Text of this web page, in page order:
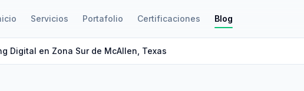
Servicios Portafolio Certificaciones Blog
Digital en Zona Sur de McAllen, Texas